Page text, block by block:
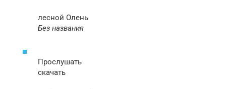
лесной Олень
Без названия
Прослушать
скачать